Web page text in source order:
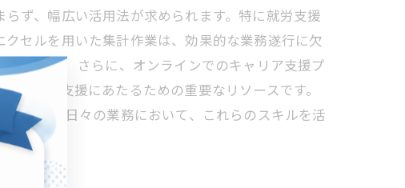
ず、幅広い活用法が求められます。特に就労支援
セルを用いた集計作業は、効果的な業務遂行に欠
ります。 さらに、オンラインでのキャリア支援プ
持って支援にあたるための重要なリソースです。
ます。 日々の業務において、これらのスキルを活